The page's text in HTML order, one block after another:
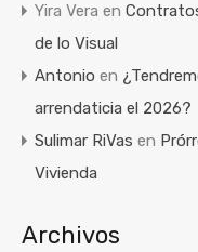
Yira Vera en
de lo Visual
Antonio en
arrendaticia el 2026?
Sulimar RiVas en
Vivienda
Archivos